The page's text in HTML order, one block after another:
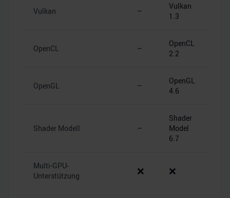
Vulkan –
Vulkan
1.3
OpenCL –
OpenCL
2.2
OpenGL –
OpenGL
4.6
Shader Modell –
Shader
Model
6.7
Multi-GPU-
Unterstützung
❌ ❌